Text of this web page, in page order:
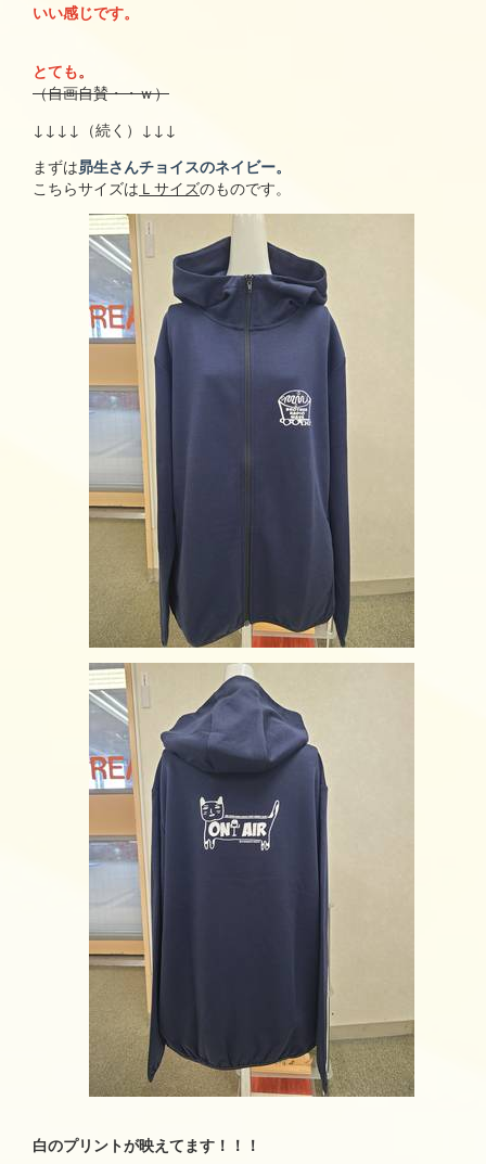
いい感じです。
とても。
（自画自賛・・ｗ）
↓↓↓↓（続く）↓↓↓
まずは昴生さんチョイスのネイビー。
こちらサイズは Ｌサイズのものです。
白のプリントが映えてます！！！